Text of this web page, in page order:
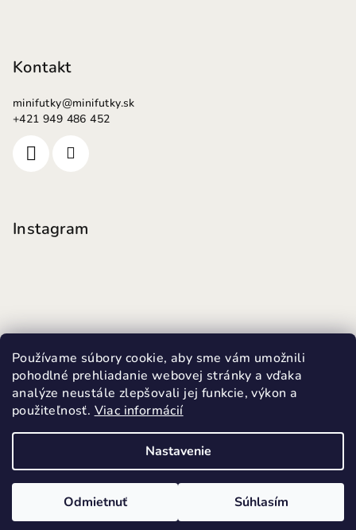
Používame súbory cookie, aby sme vám umožnili
pohodlné prehliadanie webovej stránky a vďaka
analýze neustále zlepšovali jej funkcie, výkon a
použiteľnosť. Viac informácií
Nastavenie
Odmietnuť Súhlasím
Kontakt
minifutky@minifutky.sk
+421 949 486 452
Instagram
Sledovať na Instagrame
Upraviť nastavenie cookies
Vytvoril Shoptet